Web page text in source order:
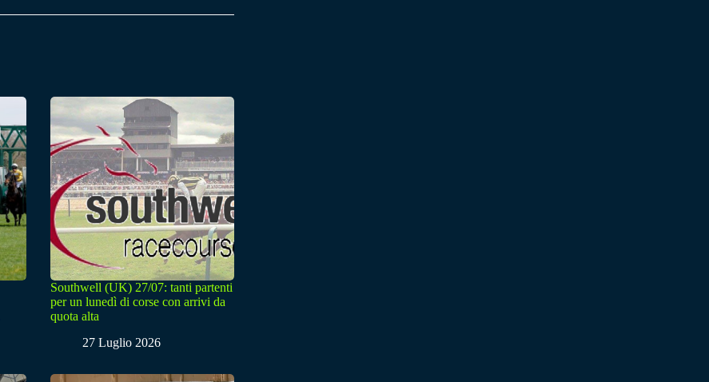
Southwell (UK) 27/07: tanti partenti
per un lunedì di corse con arrivi da
quota alta
27 Luglio 2026